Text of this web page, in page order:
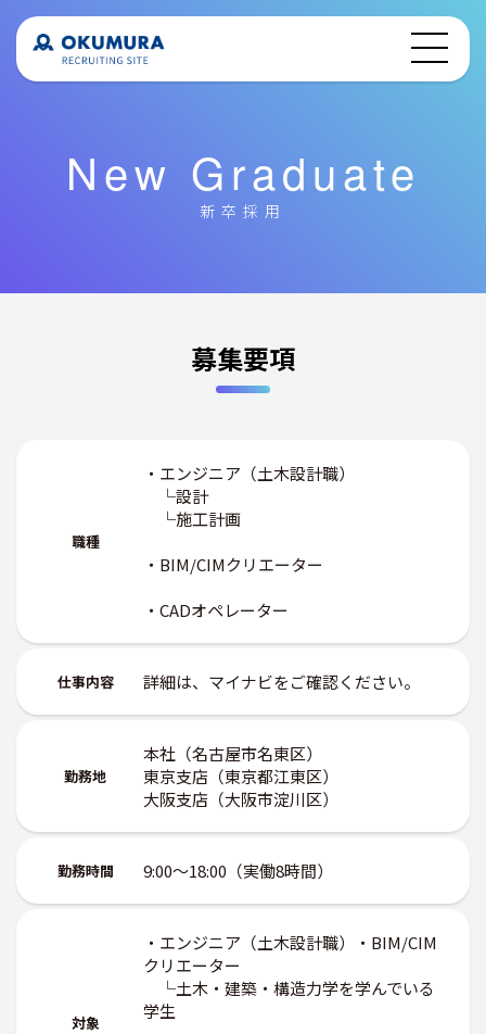
New Graduate
新卒採用
募集要項
職種
・エンジニア（土木設計職）
└設計
└施工計画
・BIM/CIMクリエーター
・CADオペレーター
仕事内容 詳細は、マイナビをご確認ください。
勤務地
本社（名古屋市名東区）
東京支店（東京都江東区）
大阪支店（大阪市淀川区）
勤務時間 9:00～18:00（実働8時間）
対象
・エンジニア（土木設計職）・BIM/CIM
クリエーター
└土木・建築・構造力学を学んでいる
学生